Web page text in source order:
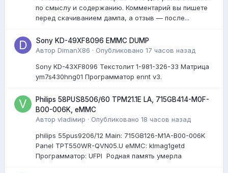
по смыслу и содержанию. Комментарий вы пишете
перед скачиванием дампа, а отзыв — после...
Sony KD-49XF8096 EMMC DUMP
Автор DimanX86 · Опубликовано 17 часов назад
Sony KD-43XF8096 Текстолит 1-981-326-33 Матрица
ym7s430hng01 Программатор ennt v3.
Philips 58PUS8506/60 TPM21.1E LA, 715GB414-M0F-
B00-006K, eMMC
Автор vladiмир · Опубликовано 18 часов назад
philips 55pus9206/12 Мain: 715GB126-M1A-B00-006K
Panel TPT550WR-QVN05.U eMMC: klmag1getd
Программатор: UFPI Родная память умерла